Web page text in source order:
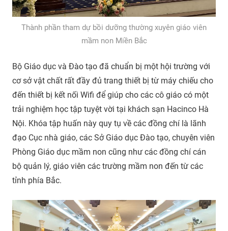
Thành phần tham dự bồi dưỡng thường xuyên giáo viên
mầm non Miền Bắc
Bộ Giáo dục và Đào tạo đã chuẩn bị một hội trường với
cơ sở vật chất rất đầy đủ trang thiết bị từ máy chiếu cho
đến thiết bị kết nối Wifi để giúp cho các cô giáo có một
trải nghiệm học tập tuyệt vời tại khách sạn Hacinco Hà
Nội. Khóa tập huấn này quy tụ về các đồng chí là lãnh
đạo Cục nhà giáo, các Sở Giáo dục Đào tạo, chuyên viên
Phòng Giáo dục mầm non cũng như các đồng chí cán
bộ quản lý, giáo viên các trường mầm non đến từ các
tỉnh phía Bắc.